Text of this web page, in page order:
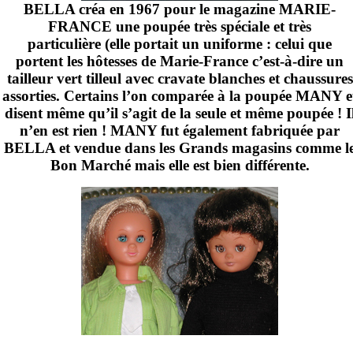
BELLA créa en 1967 pour le magazine MARIE-
FRANCE une poupée très spéciale et très
particulière (elle portait un uniforme : celui que
portent les hôtesses de Marie-France c’est-à-dire un
tailleur vert tilleul avec cravate blanches et chaussures
assorties. Certains l’on comparée à la poupée MANY
disent même qu’il s’agit de la seule et même poupée !
n’en est rien ! MANY fut également fabriquée par
BELLA et vendue dans les Grands magasins comme
Bon Marché mais elle est bien différente.